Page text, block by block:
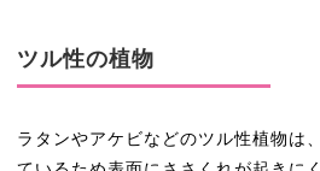
ツル性の植物
ラタンやアケビなどのツル性植物は